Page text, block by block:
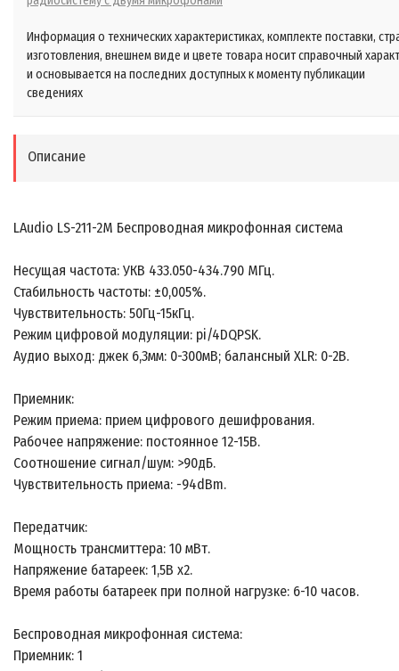
Информация о технических характеристиках, комплекте поставки,
изготовления, внешнем виде и цвете товара носит справочный
и основывается на последних доступных к моменту публикации
сведениях
Описание
LAudio LS-211-2M Беспроводная микрофонная система
Несущая частота: УКВ 433.050-434.790 МГц.
Стабильность частоты: ±0,005%.
Чувствительность: 50Гц-15кГц.
Режим цифровой модуляции: pi/4DQPSK.
Аудио выход: джек 6,3мм: 0-300мВ; балансный XLR: 0-2В.
Приемник:
Режим приема: прием цифрового дешифрования.
Рабочее напряжение: постоянное 12-15В.
Соотношение сигнал/шум: >90дБ.
Чувствительность приема: -94dBm.
Передатчик:
Мощность трансмиттера: 10 мВт.
Напряжение батареек: 1,5В х2.
Время работы батареек при полной нагрузке: 6-10 часов.
Беспроводная микрофонная система:
Приемник: 1